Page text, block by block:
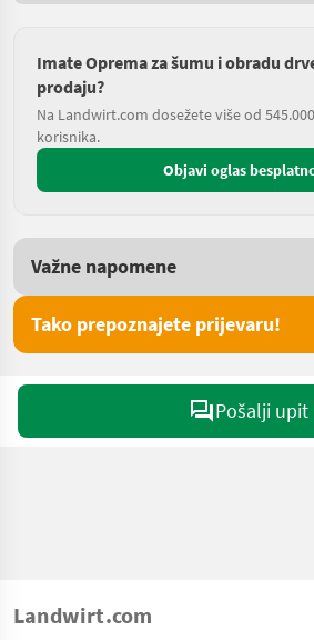
Imate Oprema za šumu i obradu
prodaju?
Na Landwirt.com dosežete više od
korisnika.
Objavi oglas
Važne napomene
Tako prepoznajete prijevaru!
Pošalji upit
Landwirt.com